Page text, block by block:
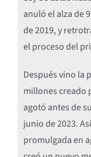
anuló el alza de
de 2019, y
el proceso del
Después vino la
millones creado
agotó antes de
junio de 2023.
promulgada en